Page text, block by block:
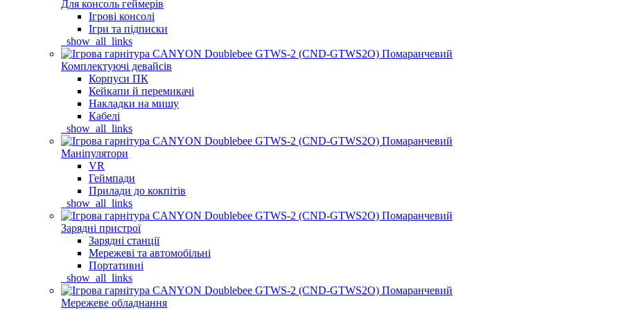
Для консоль геймерів
Ігрові консолі
Ігри та підписки
_show_all_links
Комплектуючі девайсів
Корпуси ПК
Кейкапи й перемикачі
Накладки на мишу
Кабелі
_show_all_links
Маніпулятори
VR
Геймпади
Прилади до кокпітів
_show_all_links
Зарядні пристрої
Зарядні станції
Мережеві та автомобільні
Портативні
_show_all_links
Мережеве обладнання